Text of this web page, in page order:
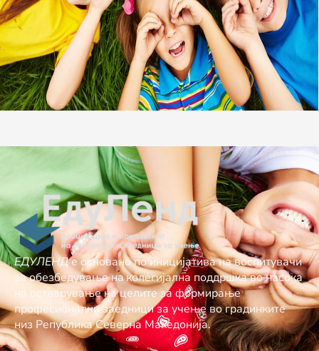
ЕДУЛЕНДе основано по иницијатива на воспитувачи
за обезбедување нa колегијална поддршка во насока
на остварување на целите за формирање
професионални заедници за учење во градинките
низ Република Северна Македонија.